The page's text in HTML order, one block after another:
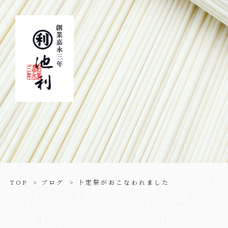
TOP ブログ 卜定祭がおこなわれました